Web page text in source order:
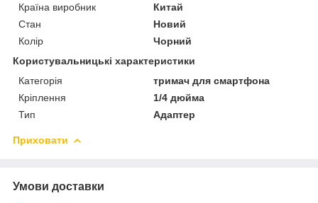
Країна виробник
Китай
Стан
Новий
Колір
Чорний
Користувальницькі характеристики
Категорія
тримач для смартфона
Кріплення
1/4 дюйма
Тип
Адаптер
Приховати
Умови доставки